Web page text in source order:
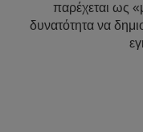
παρέχεται ως
δυνατότητα να